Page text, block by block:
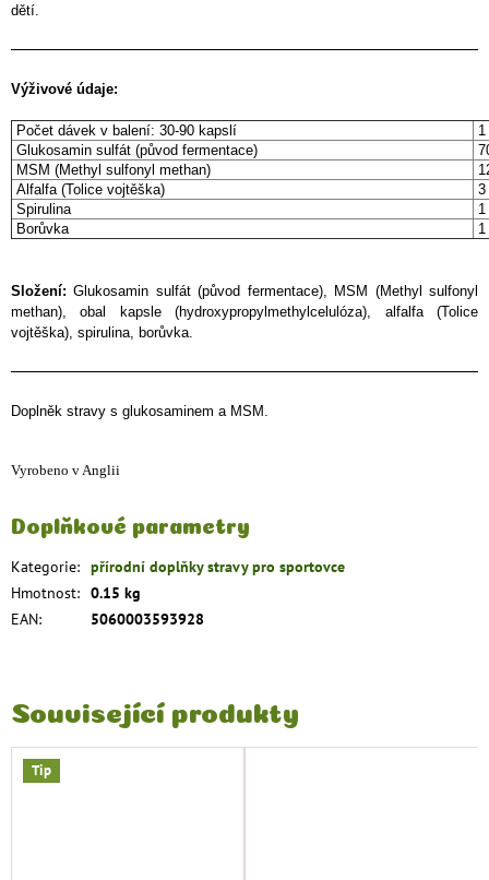
Související produkty
Tip
dětí.
Výživové údaje:
Počet dávek v balení: 30-90 kapslí
Glukosamin sulfát (původ fermentace)
MSM (Methyl sulfonyl methan)
Alfalfa (Tolice vojtěška)
3
Spirulina
Borůvka
Složení:Glukosamin sulfát (původ fermentace), MSM (Methyl sulfonyl
methan), obal kapsle (hydroxypropylmethylcelulóza), alfalfa (Tolice
vojtěška), spirulina, borůvka.
Doplněk stravy s glukosaminem a MSM.
Vyrobeno v Anglii
Doplňkové parametry
Kategorie: přírodní doplňky stravy pro sportovce
Hmotnost: 0.15 kg
EAN: 5060003593928